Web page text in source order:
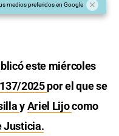
medios preferidos en Google
este miércoles
2025por el que se
yAriel Lijocomo
Justicia.